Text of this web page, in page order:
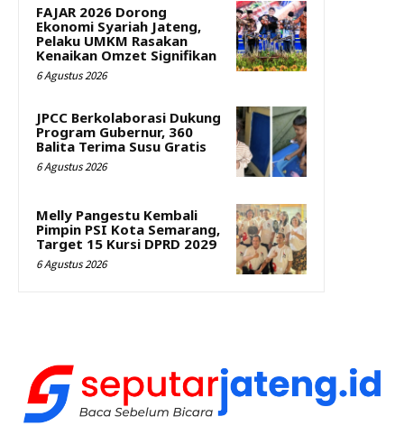
FAJAR 2026 Dorong
Ekonomi Syariah Jateng,
Pelaku UMKM Rasakan
Kenaikan Omzet Signifikan
6 Agustus 2026
JPCC Berkolaborasi Dukung
Program Gubernur, 360
Balita Terima Susu Gratis
6 Agustus 2026
Melly Pangestu Kembali
Pimpin PSI Kota Semarang,
Target 15 Kursi DPRD 2029
6 Agustus 2026